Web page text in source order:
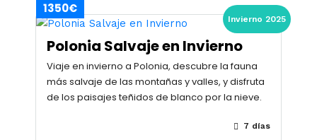
Invierno 2025
1350€
Polonia Salvaje en Invierno
Viaje en invierno a Polonia, descubre la fauna
más salvaje de las montañas y valles, y disfruta
de los paisajes teñidos de blanco por la nieve.
7 días